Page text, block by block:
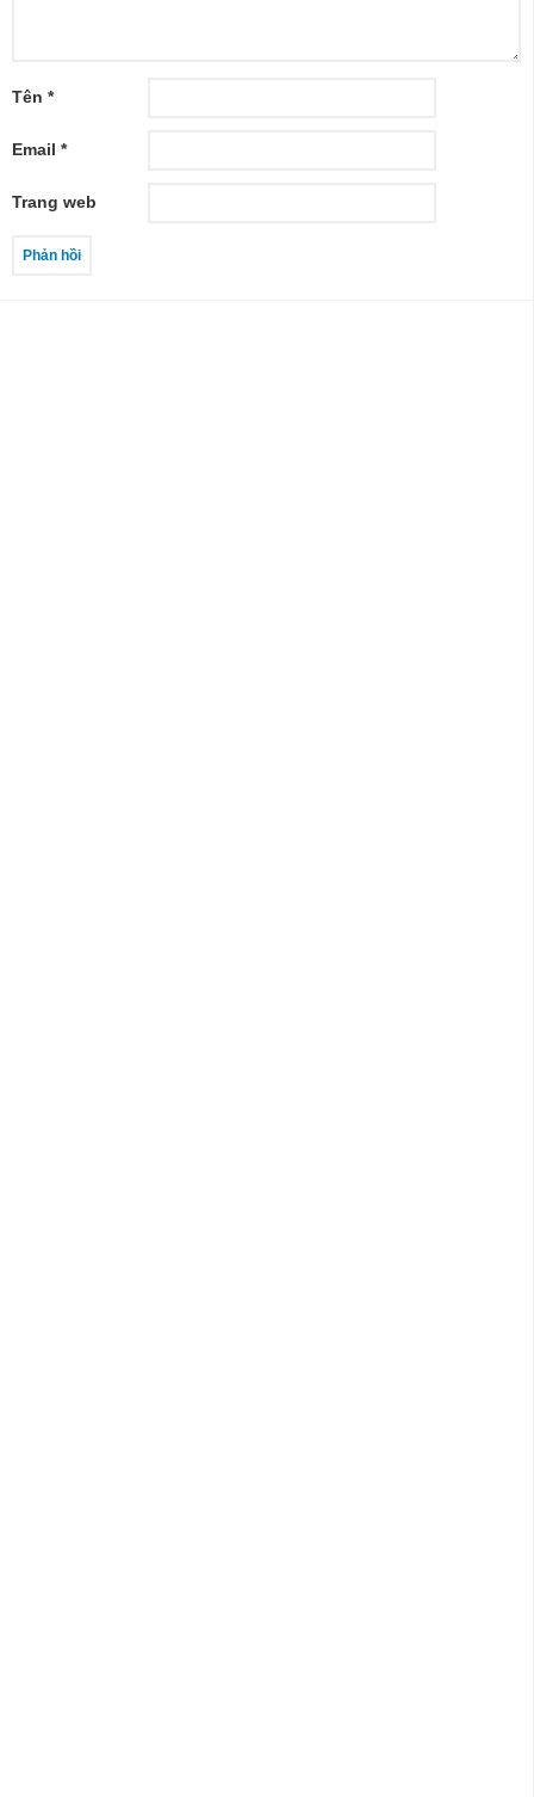
Tên *
Email *
Trang web